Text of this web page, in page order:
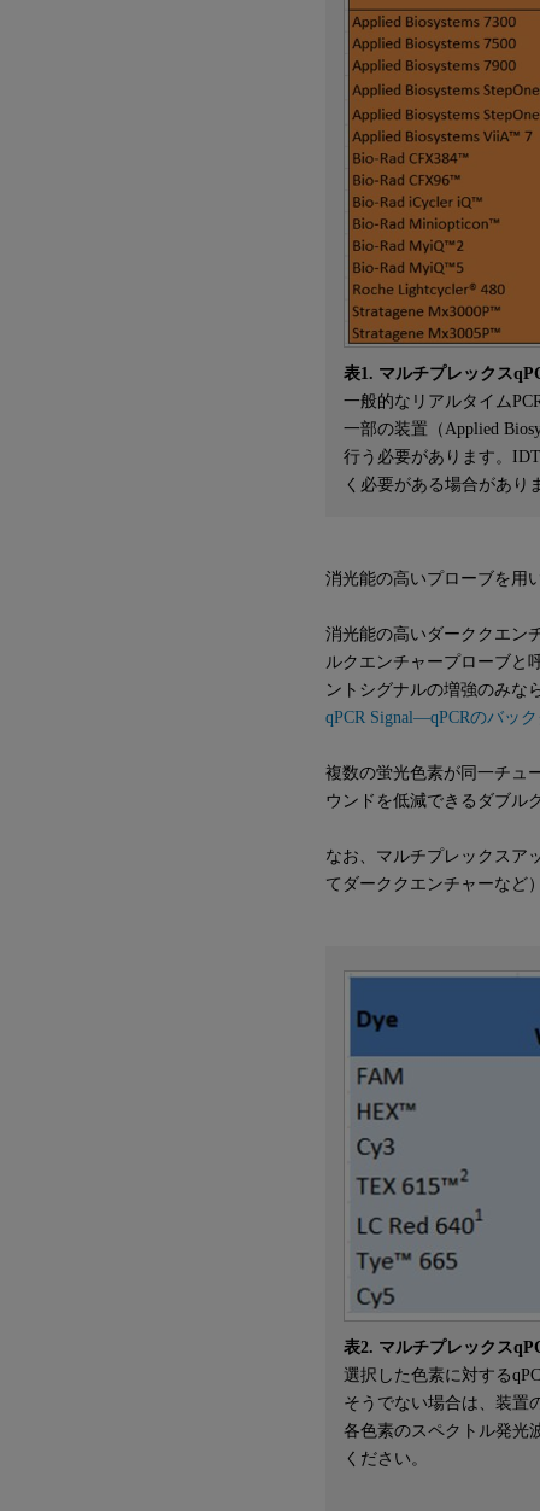
表1. マルチプレックス
一般的なリアルタイム
一部の装置（Applied
行う必要があります。
く必要がある場合があり
消光能の高いプローブを用
消光能の高いダーククエン
ルクエンチャープローブと
ントシグナルの増強のみな
qPCR Signal―qPCRのバッ
複数の蛍光色素が同一チュ
ウンドを低減できるダブル
なお、マルチプレックスア
てダーククエンチャーなど
表2. マルチプレックス
選択した色素に対する
そうでない場合は、装置
各色素のスペクトル発光
ください。